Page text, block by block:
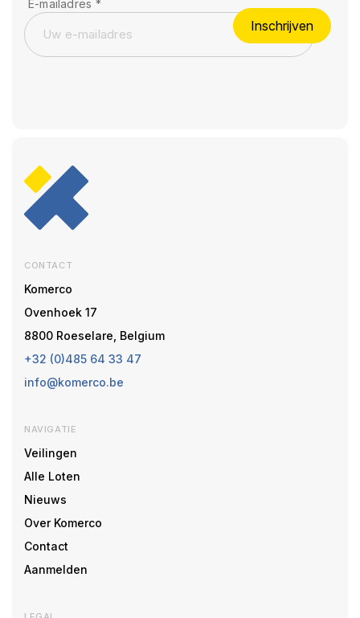
E-mailadres *
Inschrijven
CONTACT
Komerco
Ovenhoek 17
8800 Roeselare, Belgium
+32 (0)485 64 33 47
info@komerco.be
NAVIGATIE
Veilingen
Alle Loten
Nieuws
Over Komerco
Contact
Aanmelden